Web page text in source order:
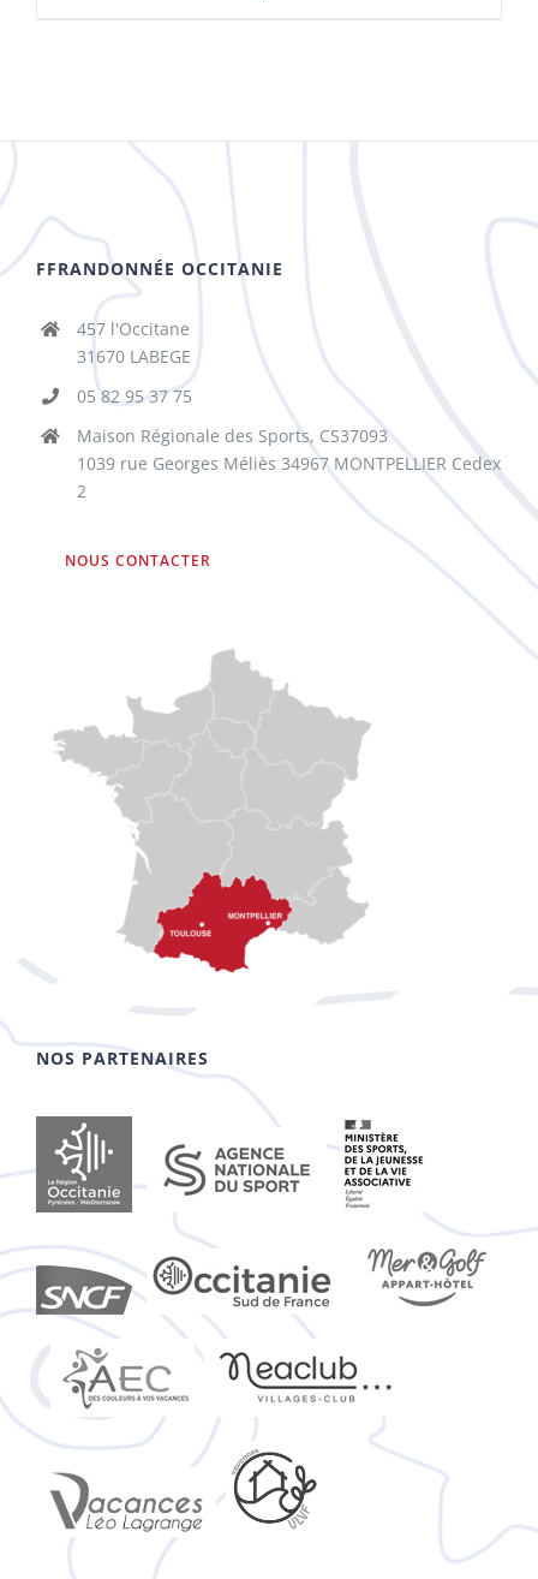
FFRANDONNÉE OCCITANIE
457 l'Occitane
31670 LABEGE
05 82 95 37 75
Maison Régionale des Sports, CS37093
1039 rue Georges Méliès 34967 MONTPELLIER Cedex
2
NOUS CONTACTER
NOS PARTENAIRES